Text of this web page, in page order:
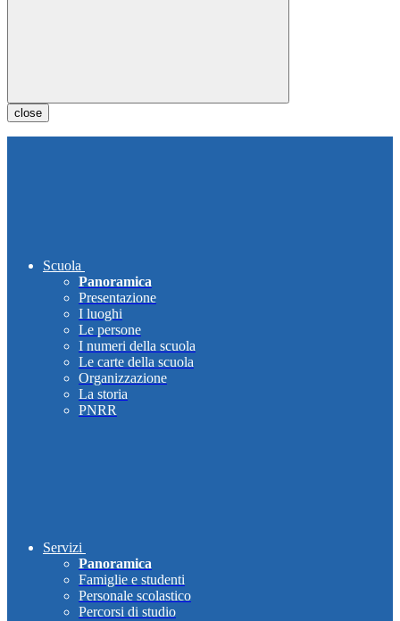
close
Scuola
Panoramica
Presentazione
I luoghi
Le persone
I numeri della scuola
Le carte della scuola
Organizzazione
La storia
PNRR
Servizi
Panoramica
Famiglie e studenti
Personale scolastico
Percorsi di studio